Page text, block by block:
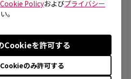
Cookie Policyおよびプライバシー
。
のみ許可する
Cookieを許可する
横